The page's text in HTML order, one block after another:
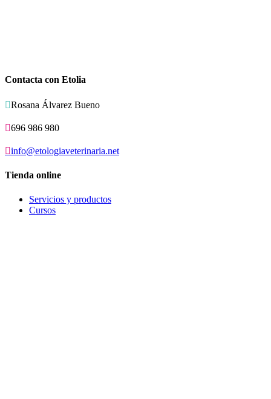
Contacta con Etolia
Rosana Álvarez Bueno
696 986 980
info@etologiaveterinaria.net
Tienda online
Servicios y productos
Cursos